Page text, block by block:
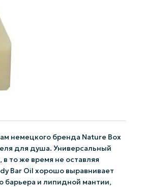
немецкого бренда Nature Box
для душа. Универсальный
то же время не оставляя
Bar Oil хорошо выравнивает
барьера и липидной мантии,